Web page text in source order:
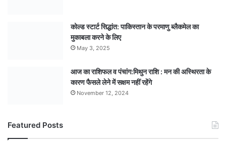
कोल्ड स्टार्ट सिद्धांत: पाकिस्तान के परमाणु ब्लैकमेल का
मुकाबला करने के लिए
May 3, 2025
आज का राशिफल व पंचांग:मिथुन राशि : मन की अस्थिरता के
कारण फैसले लेने में सक्षम नहीं रहेंगे
November 12, 2024
Featured Posts